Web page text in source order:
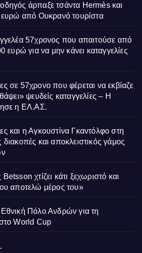
άρπαξε τσάντα Hermès και
από Ουκρανό τουρίστα
57χρονος που απαιτούσε από
ευρώ για να μην κάνει καταγγελίες
σε 57χρονο που φέρεται να εκβίαζε
ψευδείς καταγγελίες – Η
η ΕΛ.ΑΣ.
και η Αγκουστίνα Γκαντόλφο στη
και αποκλειστικός γάμος
χτίζει κάτι ξεχωριστό και
αποτελώ μέρος του»
Πόλο Ανδρών για τη
World Cup